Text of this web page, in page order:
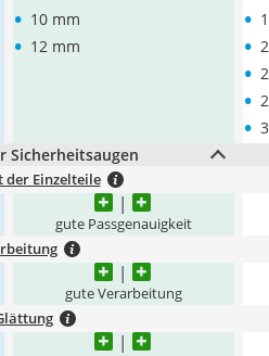
• 10 mm
• 12 mm
•
•
•
•
•
Sicherheitsaugen
der Einzelteile
gute Passgenauigkeit
gute Verarbeitung